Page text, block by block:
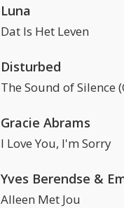
Luna
Dat Is Het Leven
Disturbed
The Sound of Silence
Gracie Abrams
I Love You, I'm Sorry
Yves Berendse &
Alleen Met Jou